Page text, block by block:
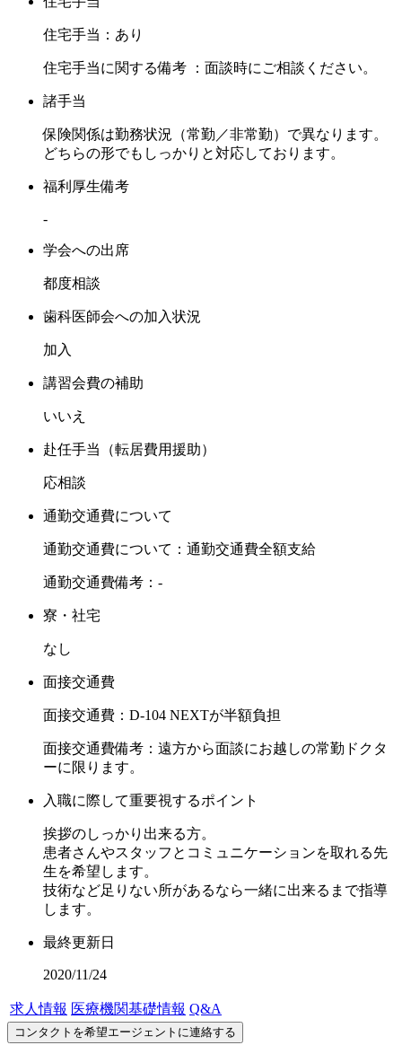
住宅手当：あり
住宅手当に関する備考 ：面談時にご相談ください。
諸手当
保険関係は勤務状況（常勤／非常勤）で異なります。
どちらの形でもしっかりと対応しております。
福利厚生備考
-
学会への出席
都度相談
歯科医師会への加入状況
加入
講習会費の補助
いいえ
赴任手当（転居費用援助）
応相談
通勤交通費について
通勤交通費について：通勤交通費全額支給
通勤交通費備考：-
寮・社宅
なし
面接交通費
面接交通費：D-104 NEXTが半額負担
面接交通費備考：遠方から面談にお越しの常勤ドクタ
ーに限ります。
入職に際して重要視するポイント
挨拶のしっかり出来る方。
患者さんやスタッフとコミュニケーションを取れる先
生を希望します。
技術など足りない所があるなら一緒に出来るまで指導
します。
最終更新日
2020/11/24
求人情報 医療機関基礎情報 Q&A